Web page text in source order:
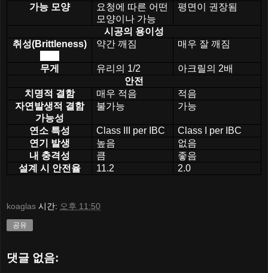
가능 모양
요청에 따른 어떤
모양이나 가능
평면이 권장됨
시공의 용이성
취성(Brittleness)
약간 깨짐 매우 잘 깨짐
무게 유리의 1/2 아크릴의 2배
안전
치명적 결함
매우 적음
적음
자연발생적 결함
가능성
불가능 가능
연소 특성 Class III per IBC
Class I per IBC
연기 발생
높음
없음
내 충격성
큼
좋음
설계 시 안전율
11.2 2.0
koaglas 시간: 오후 11:50
공유
댓글 없음: